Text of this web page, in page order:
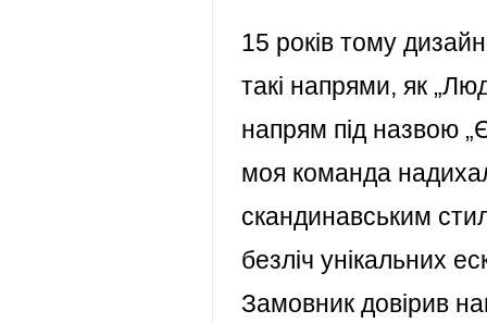
15 років тому
такі напрями, як
напрям під назвою
моя команда
скандинавським
безліч унікальних
Замовник довірив